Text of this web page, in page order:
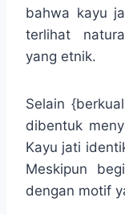
bahwa kayu
terlihat
yang etnik.
Selain
dibentuk
Kayu jati
Meskipun
dengan motif